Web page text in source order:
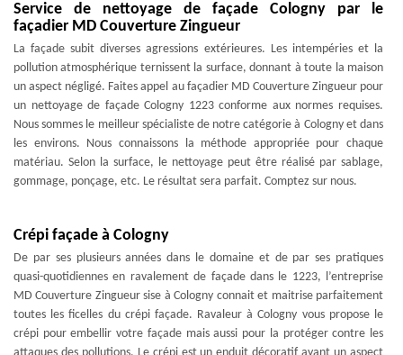
Service de nettoyage de façade Cologny par le
façadier MD Couverture Zingueur
La façade subit diverses agressions extérieures. Les intempéries et la
pollution atmosphérique ternissent la surface, donnant à toute la maison
un aspect négligé. Faites appel au façadier MD Couverture Zingueur pour
un nettoyage de façade Cologny 1223 conforme aux normes requises.
Nous sommes le meilleur spécialiste de notre catégorie à Cologny et dans
les environs. Nous connaissons la méthode appropriée pour chaque
matériau. Selon la surface, le nettoyage peut être réalisé par sablage,
gommage, ponçage, etc. Le résultat sera parfait. Comptez sur nous.
Crépi façade à Cologny
De par ses plusieurs années dans le domaine et de par ses pratiques
quasi-quotidiennes en ravalement de façade dans le 1223, l’entreprise
MD Couverture Zingueur sise à Cologny connait et maitrise parfaitement
toutes les ficelles du crépi façade. Ravaleur à Cologny vous propose le
crépi pour embellir votre façade mais aussi pour la protéger contre les